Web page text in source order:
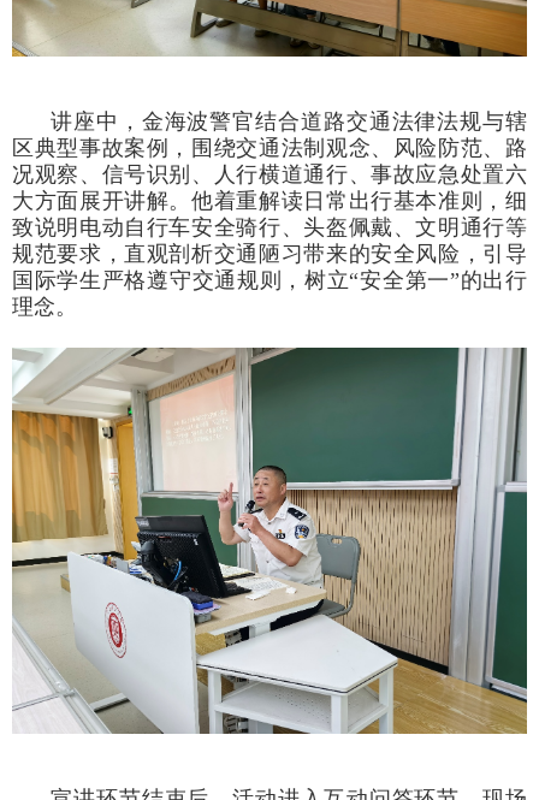
讲座中，金海波警官结合道路交通法律法规与辖
区典型事故案例，围绕交通法制观念、风险防范、路
况观察、信号识别、人行横道通行、事故应急处置六
大方面展开讲解。他着重解读日常出行基本准则，细
致说明电动自行车安全骑行、头盔佩戴、文明通行等
规范要求，直观剖析交通陋习带来的安全风险，引导
国际学生严格遵守交通规则，树立“安全第一”的出行
理念。